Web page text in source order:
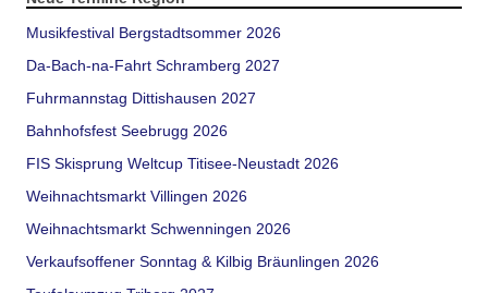
Musikfestival Bergstadtsommer 2026
Da-Bach-na-Fahrt Schramberg 2027
Fuhrmannstag Dittishausen 2027
Bahnhofsfest Seebrugg 2026
FIS Skisprung Weltcup Titisee-Neustadt 2026
Weihnachtsmarkt Villingen 2026
Weihnachtsmarkt Schwenningen 2026
Verkaufsoffener Sonntag & Kilbig Bräunlingen 2026